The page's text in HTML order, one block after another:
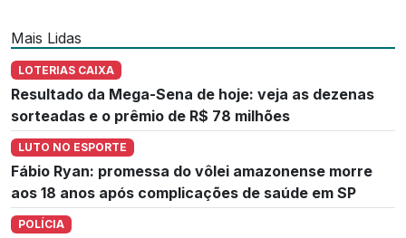
Mais Lidas
LOTERIAS CAIXA
Resultado da Mega-Sena de hoje: veja as dezenas
sorteadas e o prêmio de R$ 78 milhões
LUTO NO ESPORTE
Fábio Ryan: promessa do vôlei amazonense morre
aos 18 anos após complicações de saúde em SP
POLÍCIA